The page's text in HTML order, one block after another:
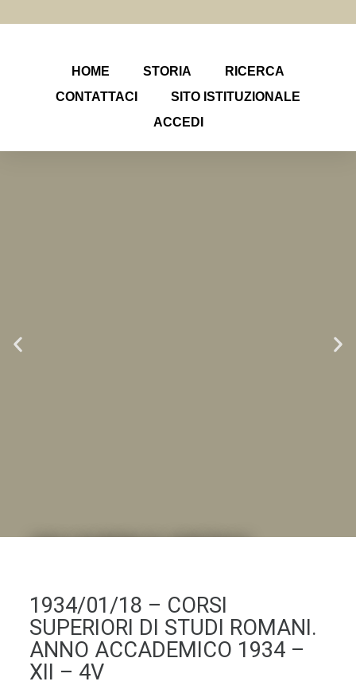
HOME STORIA
RICERCA
CONTATTACI
SITO ISTITUZIONALE
ACCEDI
1934/01/18 – CORSI
SUPERIORI DI STUDI ROMANI.
ANNO ACCADEMICO 1934 –
XII – 4V